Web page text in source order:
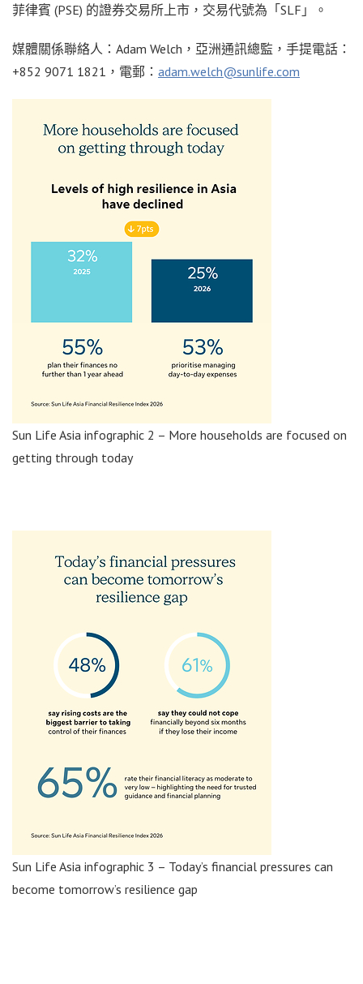
菲律賓 (PSE) 的證券交易所上市，交易代號為「SLF」。
媒體關係聯絡人：Adam Welch，亞洲通訊總監，手提電話：
+852 9071 1821，電郵： adam.welch@sunlife.com
Sun Life Asia infographic 2 – More households are focused on
getting through today
Sun Life Asia infographic 3 – Today’s financial pressures can
become tomorrow’s resilience gap